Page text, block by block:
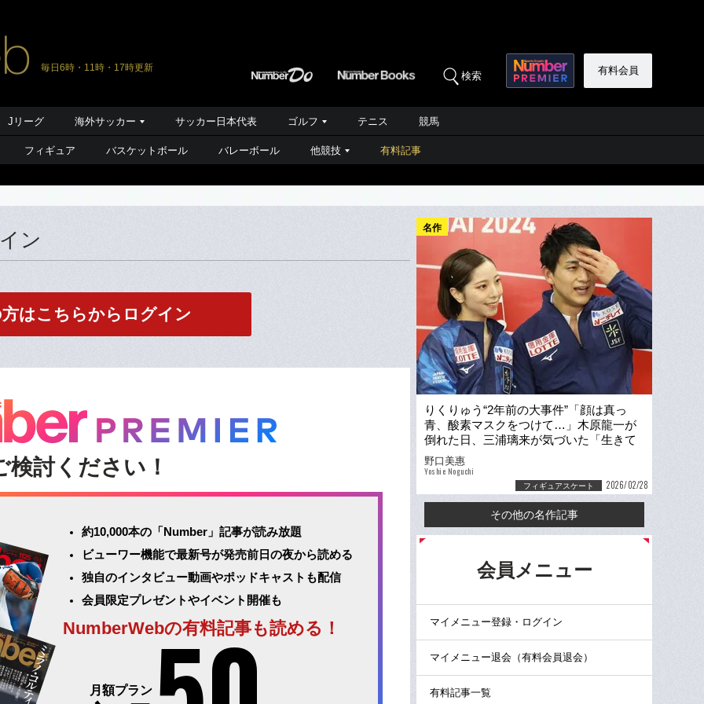
毎日6時・11時・17時更新
検索 有料会員
Jリーグ 海外サッカー サッカー日本代表 ゴルフ テニス 競馬
フィギュア バスケットボール バレーボール 他競技 有料記事
ン
はこちらからログイン
検討ください！
約10,000本の「Number」記事が読み放題
ビューワー機能で最新号が発売前日の夜から読める
独自のインタビュー動画やポッドキャストも配信
会員限定プレゼントやイベント開催も
NumberWebの有料記事も読める！
月額プラン
名作
りくりゅう“2年前の大事件”「顔は真っ
青、酸素マスクをつけて…」木原龍一が
倒れた日、三浦璃来が気づいた「生きて
いてくれて、ありがとう」
野口美惠
Yoshie Noguchi
フィギュアスケート 2026/02/28
その他の名作記事
会員メニュー
マイメニュー登録・ログイン
マイメニュー退会（有料会員退会）
有料記事一覧